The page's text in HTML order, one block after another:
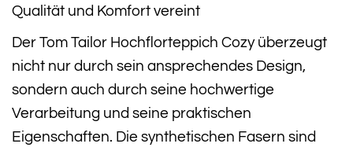
Qualität und Komfort vereint
Der Tom Tailor Hochflorteppich Cozy überzeugt
nicht nur durch sein ansprechendes Design,
sondern auch durch seine hochwertige
Verarbeitung und seine praktischen
Eigenschaften. Die synthetischen Fasern sind